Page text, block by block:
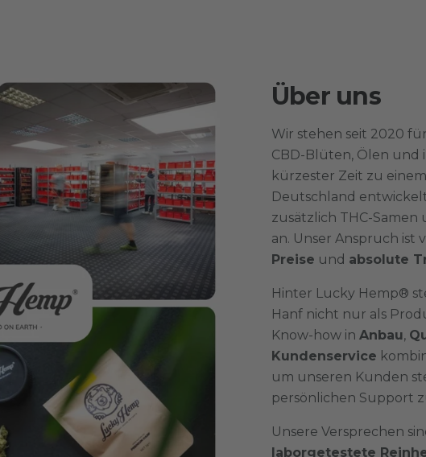
Über uns
Wir stehen seit 2020
CBD-Blüten, Ölen und
kürzester Zeit zu
Deutschland
zusätzlich THC-
an. Unser Anspruch ist
Preise und absolute
Hinter Lucky Hemp®
Hanf nicht nur als
Know-how in Anbau,
Kundenservice
um unseren Kunden
persönlichen Support
Unsere Versprechen
laborgetestete